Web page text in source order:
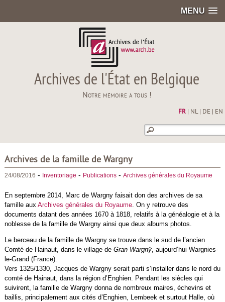
MENU
Archives de l'État en Belgique
Notre mémoire à tous !
FR| NL| DE EN
Archives de la famille de Wargny
24/08/2016 - Inventoriage - Publications- Archives générales du Royaume
En septembre 2014, Marc de Wargny faisait don des archives de sa
famille aux Archives générales du Royaume. On y retrouve des
documents datant des années 1670 à 1818, relatifs à la généalogie et à la
noblesse de la famille de Wargny ainsi que deux albums photos.
Le berceau de la famille de Wargny se trouve dans le sud de l’ancien
Comté de Hainaut, dans le village de Gran Wargnÿ, aujourd’hui Wargnies-
le-Grand (France).
Vers 1325/1330, Jacques de Wargny serait parti s’installer dans le nord du
comté de Hainaut, dans la région d’Enghien. Pendant les siècles qui
suivirent, la famille de Wargny donna de nombreux maires, échevins et
baillis, principalement aux cités d’Enghien, Lembeek et surtout Halle, où